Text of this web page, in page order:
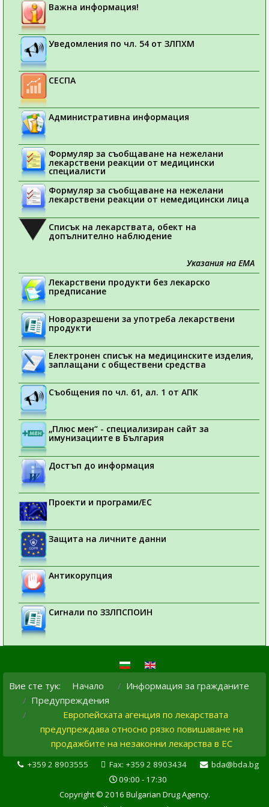
Важна информация!
Уведомления по чл. 54 от ЗЛПХМ
СЕСПА
Административна информация
Формуляр за съобщаване на нежелани
лекарствени реакции от медицински
специалисти
Формуляр за съобщаване на нежелани
лекарствени реакции от немедицински лица
Списък на лекарствата, обект на
допълнително наблюдение
Указания на ЕМА
Лекарствени продукти без лекарско
предписание
Новоразрешени за употреба лекарствени
продукти
Електронен списък на медицинските изделия,
заплащани с обществени средства
Съобщения по чл. 61, ал. 1 от АПК
„Плюс мен“ - специализиран сайт за
имунизациите в България
Достъп до информация
Проекти и програми/ЕС
Защита на личните данни
Антикорупция
Сигнали по ЗЗЛПСПОИН
Вие сте тук: Начало
Информация за гражданите
Предупреждения
Европейската агенция по лекарствата
предупреждава относно рязко повишаване на
продажбите на незаконни лекарства в ЕС
+359 2 8903555 Fax: +359 2 8903434
bda@bda.bg
09:00 - 17:30
Copyright © 2016 Bulgarian Drug Agency.